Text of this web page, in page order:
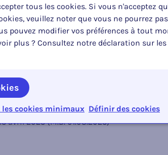
25 avril 2024 (M.B. 09.09.2024)
avril 2023 (M.B. 01.08.2023)
tous les cookies. Si vous n'acceptez
veuillez noter que vous ne pourrez
pouvez modifier vos préférences à tout
plus ? Consultez notre déclaration sur les
cookies minimaux Définir des cookies